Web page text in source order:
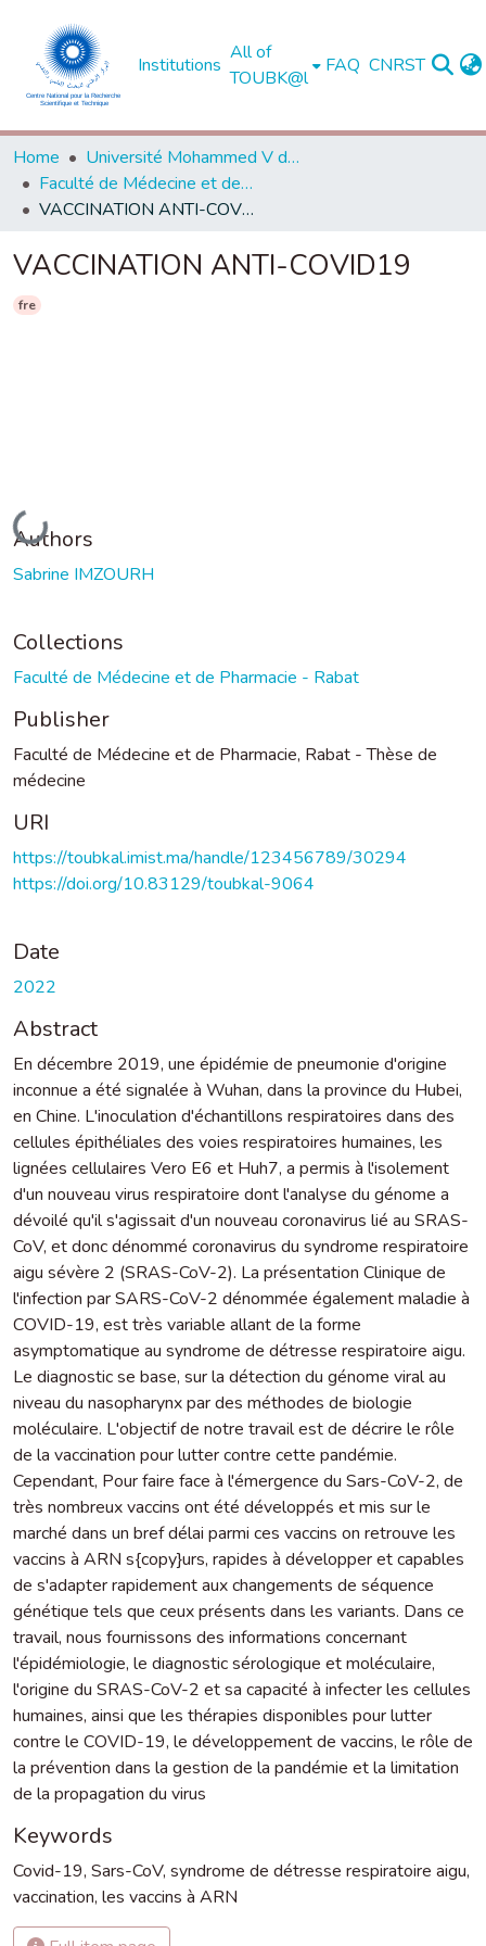
Institutions
All of
TOUBK@l
FAQ CNRST
Home
Université Mohammed V de Rabat
Faculté de Médecine et de Pharmacie - Rabat
VACCINATION ANTI-COVID19
VACCINATION ANTI-COVID19
fre
Loading...
Authors
Sabrine IMZOURH
Collections
Faculté de Médecine et de Pharmacie - Rabat
Publisher
Faculté de Médecine et de Pharmacie, Rabat - Thèse de
médecine
URI
https://toubkal.imist.ma/handle/123456789/30294
https://doi.org/10.83129/toubkal-9064
Date
2022
Abstract
En décembre 2019, une épidémie de pneumonie d'origine
inconnue a été signalée à Wuhan, dans la province du Hubei,
en Chine. L'inoculation d'échantillons respiratoires dans des
cellules épithéliales des voies respiratoires humaines, les
lignées cellulaires Vero E6 et Huh7, a permis à l'isolement
d'un nouveau virus respiratoire dont l'analyse du génome a
dévoilé qu'il s'agissait d'un nouveau coronavirus lié au SRAS-
CoV, et donc dénommé coronavirus du syndrome respiratoire
aigu sévère 2 (SRAS-CoV-2). La présentation Clinique de
l'infection par SARS-CoV-2 dénommée également maladie à
COVID-19, est très variable allant de la forme
asymptomatique au syndrome de détresse respiratoire aigu.
Le diagnostic se base, sur la détection du génome viral au
niveau du nasopharynx par des méthodes de biologie
moléculaire. L'objectif de notre travail est de décrire le rôle
de la vaccination pour lutter contre cette pandémie.
Cependant, Pour faire face à l'émergence du Sars-CoV-2, de
très nombreux vaccins ont été développés et mis sur le
marché dans un bref délai parmi ces vaccins on retrouve les
vaccins à ARN s{copy}urs, rapides à développer et capables
de s'adapter rapidement aux changements de séquence
génétique tels que ceux présents dans les variants. Dans ce
travail, nous fournissons des informations concernant
l'épidémiologie, le diagnostic sérologique et moléculaire,
l'origine du SRAS-CoV-2 et sa capacité à infecter les cellules
humaines, ainsi que les thérapies disponibles pour lutter
contre le COVID-19, le développement de vaccins, le rôle de
la prévention dans la gestion de la pandémie et la limitation
de la propagation du virus
Keywords
Covid-19, Sars-CoV, syndrome de détresse respiratoire aigu,
vaccination, les vaccins à ARN